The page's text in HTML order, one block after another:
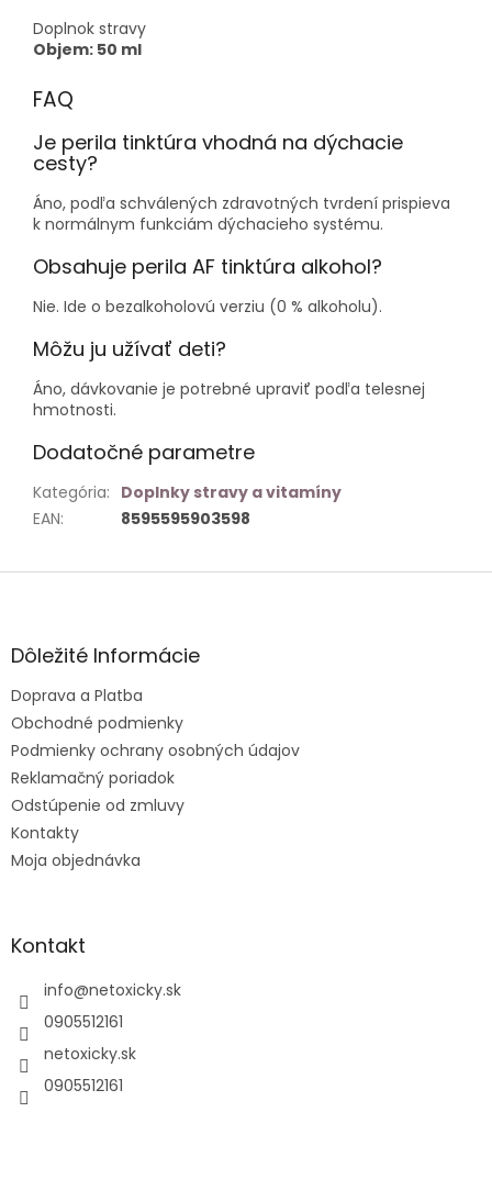
Doplnok stravy
Objem: 50 ml
FAQ
Je perila tinktúra vhodná na dýchacie
cesty?
Áno, podľa schválených zdravotných tvrdení prispieva
k normálnym funkciám dýchacieho systému.
Obsahuje perila AF tinktúra alkohol?
Nie. Ide o bezalkoholovú verziu (0 % alkoholu).
Môžu ju užívať deti?
Áno, dávkovanie je potrebné upraviť podľa telesnej
hmotnosti.
Dodatočné parametre
Kategória: Doplnky stravy a vitamíny
EAN: 8595595903598
Z
ä
e
Dôležité Informácie
Doprava a Platba
Obchodné podmienky
Podmienky ochrany osobných údajov
Reklamačný poriadok
Odstúpenie od zmluvy
Kontakty
Moja objednávka
Kontakt
info@netoxicky.sk
0905512161
netoxicky.sk
0905512161